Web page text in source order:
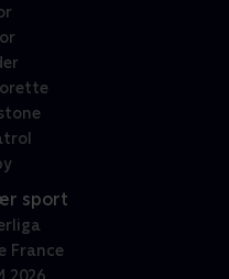
sport
France